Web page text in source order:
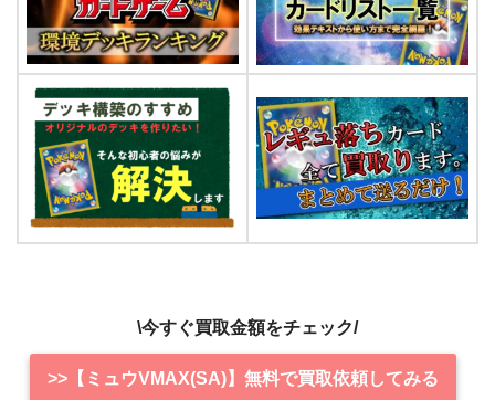
\今すぐ買取金額をチェック/
>>【ミュウVMAX(SA)】無料で買取依頼してみる